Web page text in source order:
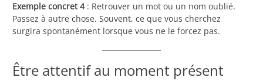
Exemple concret 4: Retrouver un mot ou un nom oublié.
Passez à autre chose. Souvent, ce que vous cherchez
surgira spontanément lorsque vous ne le forcez pas.
Être attentif au moment présent